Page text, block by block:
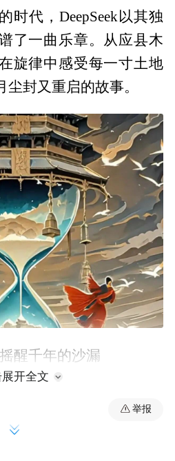
时代，DeepSeek以其独
了一曲乐章。从应县木
旋律中感受每一寸土地
封又重启的故事。
醒千年的沙漏
展开全文
举报